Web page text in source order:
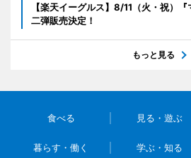
【楽天イーグルス】8/11（火・祝）
二弾販売決定！
もっと見る
食べる 見る・遊ぶ
暮らす・働く 学ぶ・知る